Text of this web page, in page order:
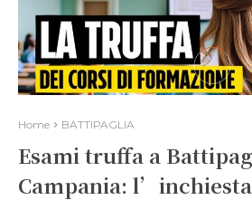
Home BATTIPAGLIA
Esami truffa a
Campania: